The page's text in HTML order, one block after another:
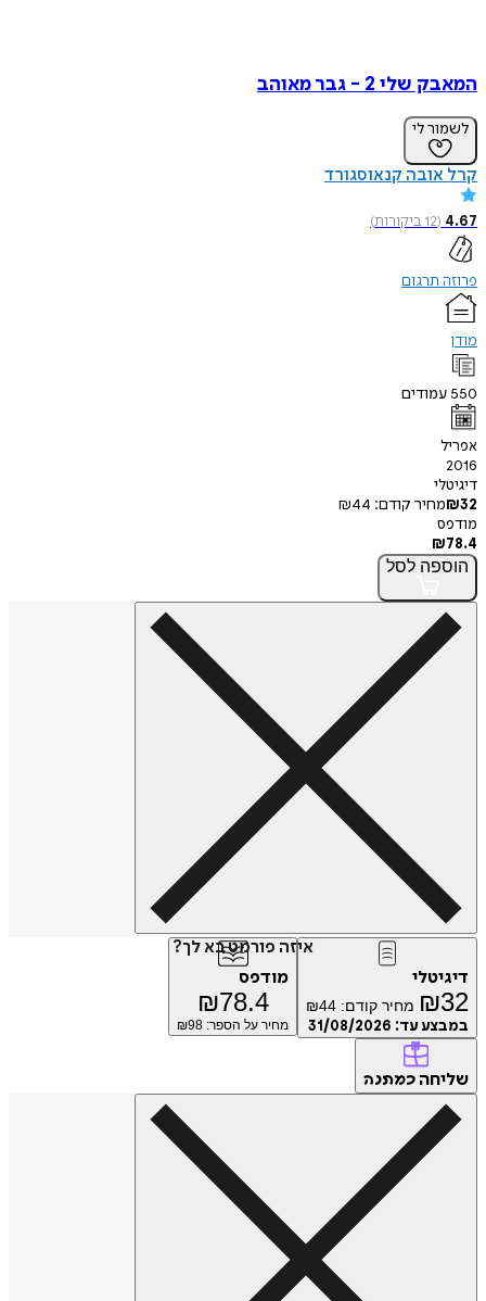
המאבק שלי 2 - גבר מאוהב
לשמור לי
קרל אובה קנאוסגורד
4.67
(
12ביקורות)
פרוזה תרגום
מודן
550 עמודים
אפריל
2016
דיגיטלי
₪32 מחיר קודם: ₪44
מודפס
₪78.4
הוספה לסל
איזה פורמט בא לך?
דיגיטלי
₪32 מחיר קודם: ₪44
במבצע עד: 31/08/2026
מודפס
₪78.4
מחיר על הספר: ₪ 98
שליחה כמתנה